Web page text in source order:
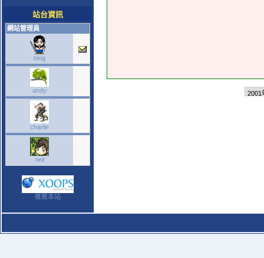
站台資訊
網站管理員
bing
andy
charlie
neil
推薦本站